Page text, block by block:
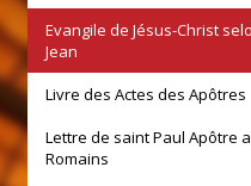
Evangile de Jésus-Christ
Jean
Livre des Actes des Apôtres
Lettre de saint Paul Apôtre
Romains